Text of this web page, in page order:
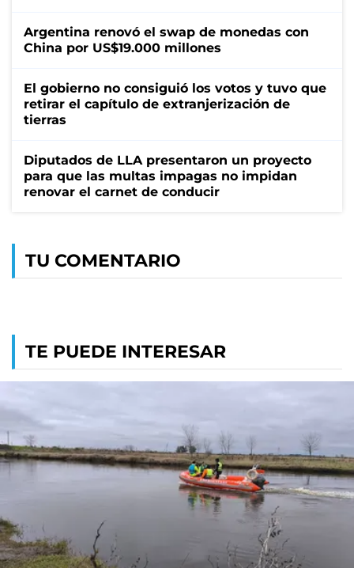
Argentina renovó el swap de monedas con
China por US$19.000 millones
El gobierno no consiguió los votos y tuvo que
retirar el capítulo de extranjerización de
tierras
Diputados de LLA presentaron un proyecto
para que las multas impagas no impidan
renovar el carnet de conducir
TU COMENTARIO
TE PUEDE INTERESAR